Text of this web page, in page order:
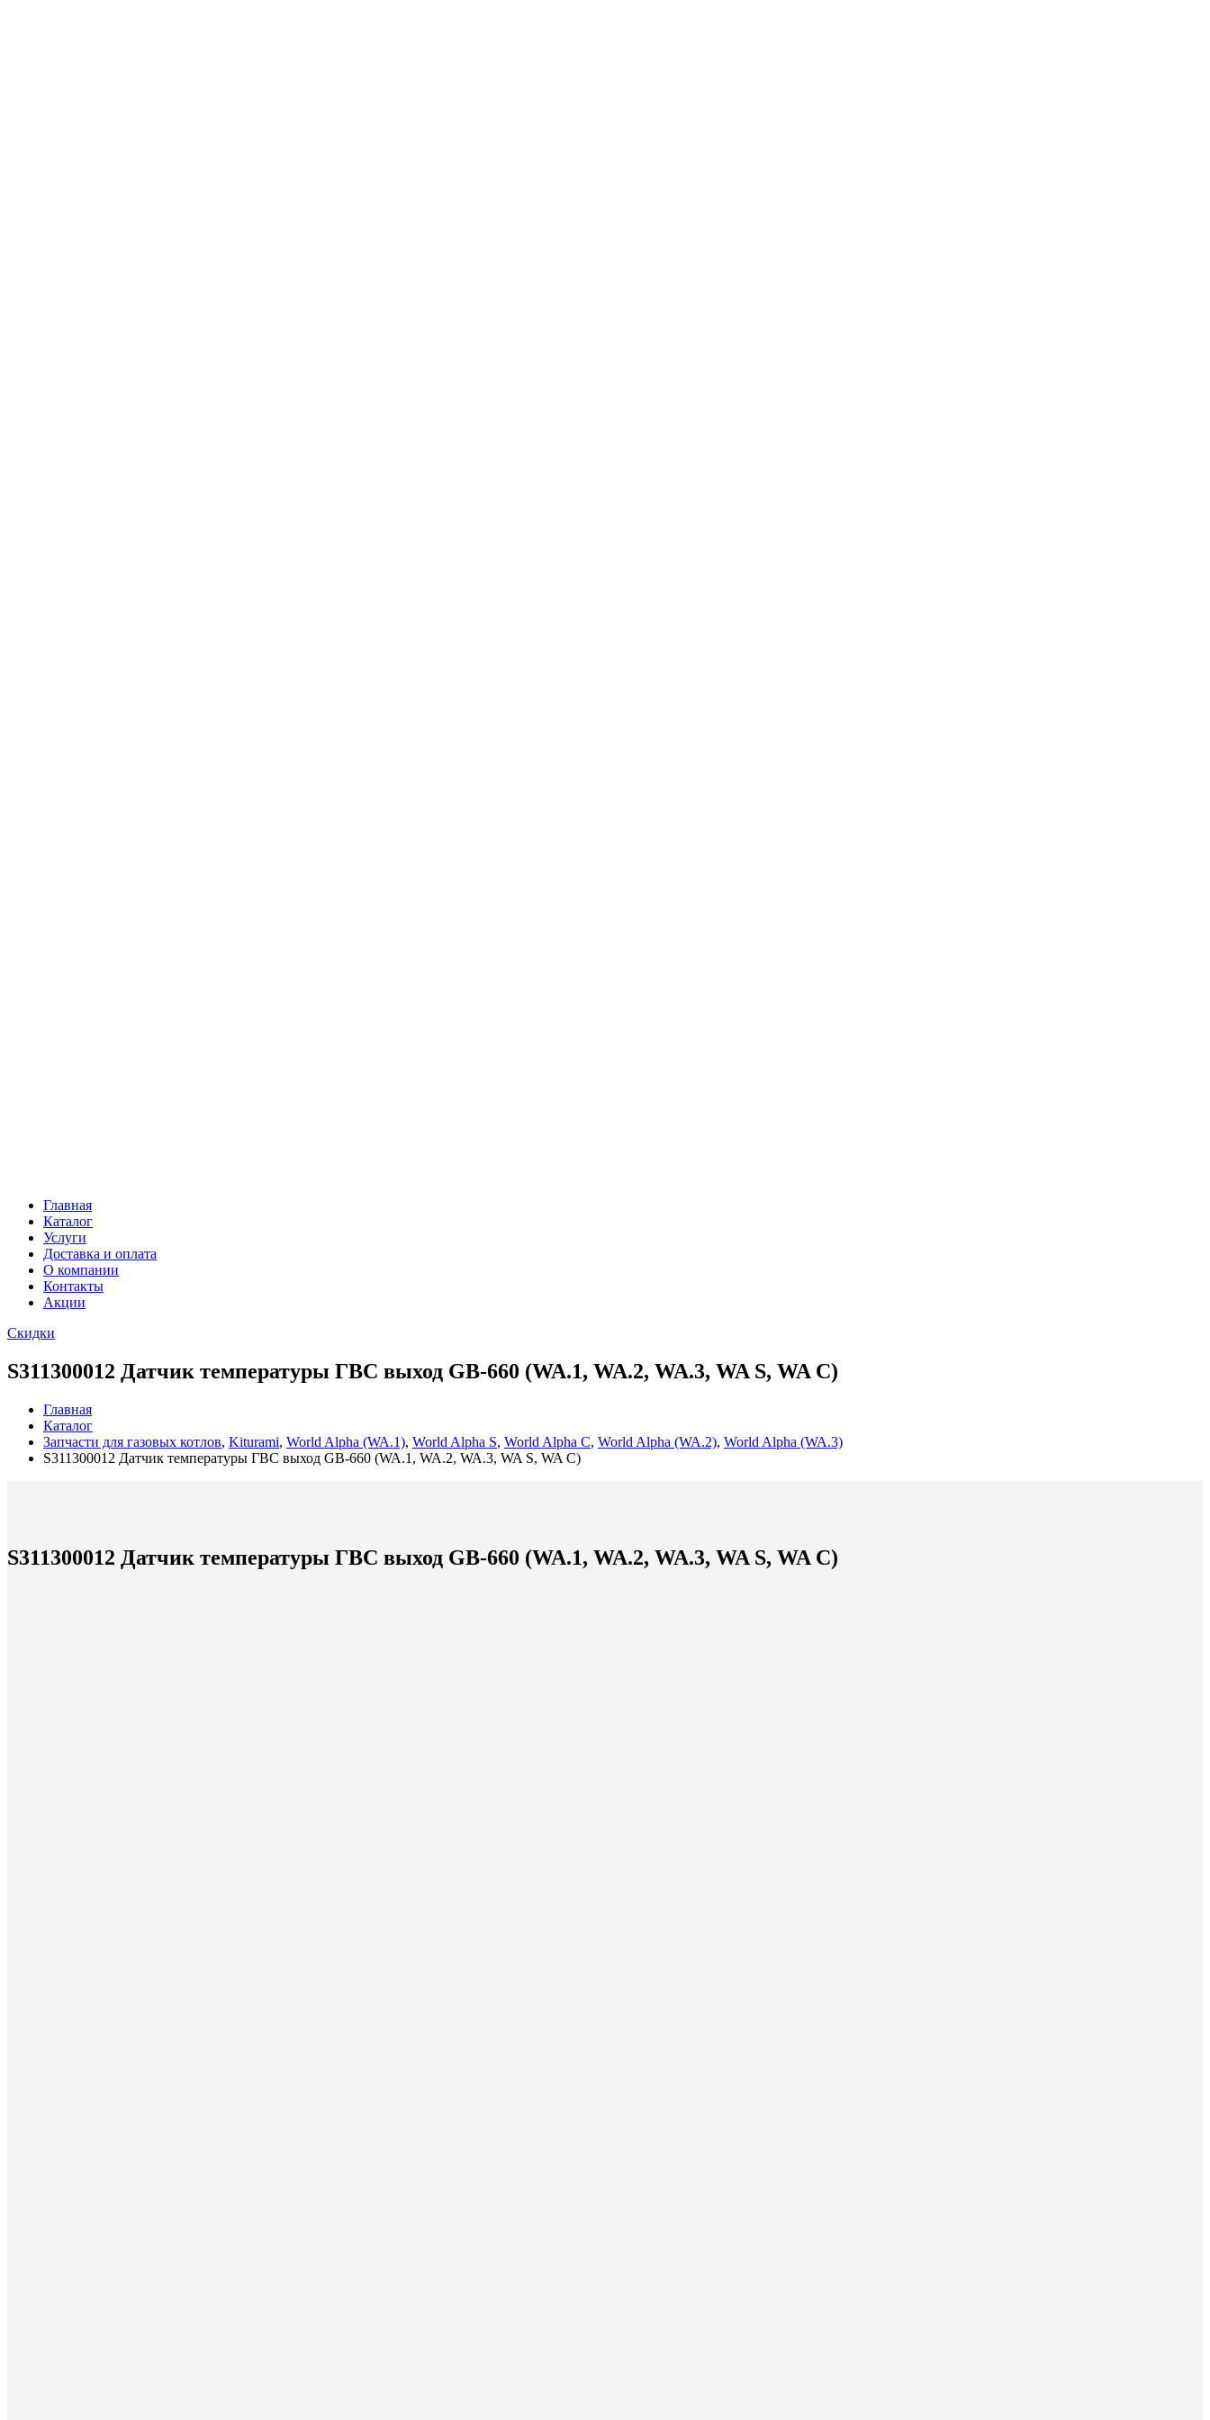
Главная
Каталог
Услуги
Доставка и оплата
О компании
Контакты
Акции
Скидки
S311300012 Датчик температуры ГВС выход GB-660 (WA.1, WA.2, WA.3, WA S, WA C)
Главная
Каталог
Запчасти для газовых котлов, Kiturami, World Alpha (WA.1), World Alpha S, World Alpha C, World Alpha (WA.2), World Alpha (WA.3)
S311300012 Датчик температуры ГВС выход GB-660 (WA.1, WA.2, WA.3, WA S, WA C)
S311300012 Датчик температуры ГВС выход GB-660 (WA.1, WA.2, WA.3, WA S, WA C)